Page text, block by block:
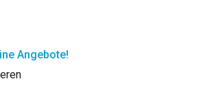
Angebote!